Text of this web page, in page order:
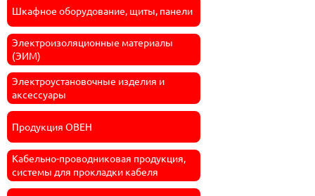
Шкафное оборудование, щиты, панели
Электроизоляционные материалы
(ЭИМ)
Электроустановочные изделия и
аксессуары
Продукция ОВЕН
Кабельно-проводниковая продукция,
системы для прокладки кабеля